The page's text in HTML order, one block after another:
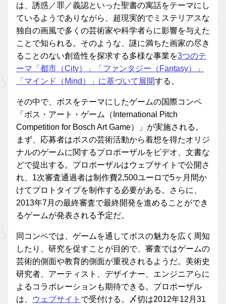
は、誘惑／罪／義認といった聖書の寓話をテーマにし
ているようでありながら、超現実的でミステリアスな
独自の画風で多くの芸術家や科学者らに影響を与えた
ことで知られる。そのような、謎に満ちた画家の尽き
ることのない創造性を探求する多様な事業を3つのテ
ーマ「都市（City）」「ファンタジー（Fantasy）」
「マインド（Mind）」に基づいて展開する。
その中で、ボスをテーマにしたゲームの国際コンペ
「ボス・アート・ゲーム（International Pitch
Competition for Bosch Art Game）」が実施される。
まず、応募者はボスの芸術活動から着想を得たオリジ
ナルのゲームに関するプロポーザルをビデオ、文書な
どで提出する。プロポーザルはウェブサイトで公開さ
れ、1次審査通過者は制作費2,500ユーロで5ヶ月間か
けてプロトタイプを制作する必要がある。さらに、
2013年7月の最終審査で最終開発を進めることができ
るゲームが発表される予定だ。
同コンペでは、ゲームを通してボスの魅力を広く周知
したり、研究を促すことが目的で、審査ではゲームの
芸術的側面や教育的側面が重視されるようだ。美術史
研究者、アーティスト、デザイナー、エンジニアらに
よるコラボレーションも期待できる。プロポーザル
は、
ウェブサイト で受付ける。〆切は2012年12月31